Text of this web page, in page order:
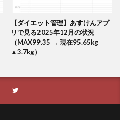
【ダイエット管理】あすけんアプ
リで見る2025年12月の状況
（MAX99.35 → 現在95.65kg
▲3.7kg）